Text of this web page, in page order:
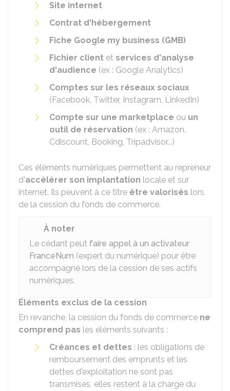
Site internet
Contrat d'hébergement
Fiche Google my business (GMB)
Fichier client et services d'analyse
d'audience (ex : Google Analytics)
Comptes sur les réseaux sociaux
(Facebook, Twitter, Instagram, LinkedIn)
Compte sur une marketplace ou un
outil de réservation (ex : Amazon,
Cdiscount, Booking, Tripadvisor...)
Ces éléments numériques permettent au repreneur
d'accélérer son implantation locale et sur
internet. Ils peuvent à ce titre être valorisés lors
de la cession du fonds de commerce.
À noter
Le cédant peut faire appel à un activateur
FranceNum (expert du numérique) pour être
accompagné lors de la cession de ses actifs
numériques.
Éléments exclus de la cession
En revanche, la cession du fonds de commerce ne
comprend pas les éléments suivants :
Créances et dettes : les obligations de
remboursement des emprunts et les
dettes d'exploitation ne sont pas
transmises, elles restent à la charge du